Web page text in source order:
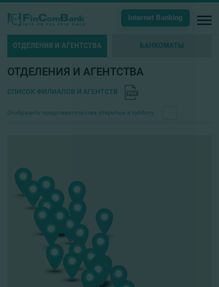
Internet Banking
ОТДЕЛЕНИЯ И АГЕНТСТВА БАНКОМАТЫ
ОТДЕЛЕНИЯ И АГЕНТСТВА
СПИСОК ФИЛИАЛОВ И АГЕНТСТВ
Отобразить представительства открытые в субботу